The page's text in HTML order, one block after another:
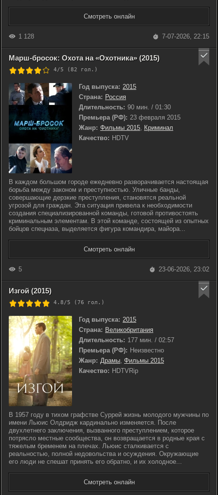
Смотреть онлайн
1 128 7-07-2026, 22:15
Марш-бросок: Охота на «Охотника» (2015)
4/5 (82 гол.)
Год выпуска: 2015
Страна: Россия
Длительность: 90 мин. / 01:30
Премьера (РФ): 23 февраля 2015
Жанр: Фильмы 2015, Криминал
Качество: HDTV
В каждом большом городе ежедневно разворачивается настоящая
борьба между законом и преступностью. Уличные банды,
совершающие дерзкие преступления, становятся реальной
угрозой для граждан. Эта ситуация привела к необходимости
создания специализированной команды, готовой противостоять
криминальным элементам. В этой команде, состоящей из опытных
бойцов спецназа, выделяется фигура командира, майора...
Смотреть онлайн
5 23-06-2026, 23:02
Изгой (2015)
4.8/5 (76 гол.)
Год выпуска: 2015
Страна: Великобритания
Длительность: 177 мин. / 02:57
Премьера (РФ): Неизвестно
Жанр: Драмы, Фильмы 2015
Качество: HDTVRip
В 1957 году в тихом графстве Суррей жизнь молодого мужчины по
имени Льюис Олдридж кардинально изменяется. После
двухлетнего заключения, вызванного преступлением, которое
потрясло местные сообщества, он возвращается в родные края с
тяжелым бременем на плечах. Льюис сталкивается с
реальностью, полной недовольства и осуждения. Окружающие
его люди не спешат принять его обратно, и их холодное...
Смотреть онлайн